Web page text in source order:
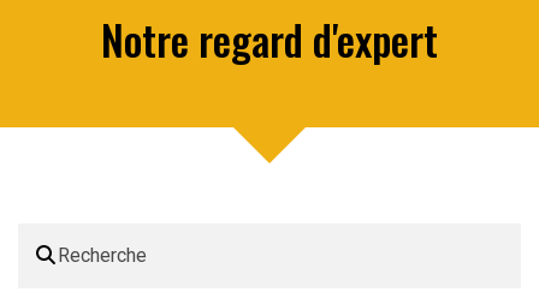
Notre regard d'expert